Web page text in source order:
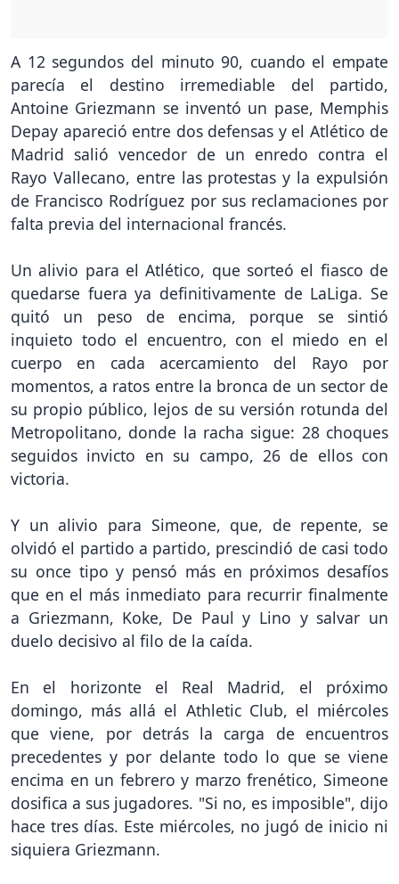
A 12 segundos del minuto 90, cuando el empate
parecía el destino irremediable del partido,
Antoine Griezmann se inventó un pase, Memphis
Depay apareció entre dos defensas y el Atlético de
Madrid salió vencedor de un enredo contra el
Rayo Vallecano, entre las protestas y la expulsión
de Francisco Rodríguez por sus reclamaciones por
falta previa del internacional francés.
Un alivio para el Atlético, que sorteó el fiasco de
quedarse fuera ya definitivamente de LaLiga. Se
quitó un peso de encima, porque se sintió
inquieto todo el encuentro, con el miedo en el
cuerpo en cada acercamiento del Rayo por
momentos, a ratos entre la bronca de un sector de
su propio público, lejos de su versión rotunda del
Metropolitano, donde la racha sigue: 28 choques
seguidos invicto en su campo, 26 de ellos con
victoria.
Y un alivio para Simeone, que, de repente, se
olvidó el partido a partido, prescindió de casi todo
su once tipo y pensó más en próximos desafíos
que en el más inmediato para recurrir finalmente
a Griezmann, Koke, De Paul y Lino y salvar un
duelo decisivo al filo de la caída.
En el horizonte el Real Madrid, el próximo
domingo, más allá el Athletic Club, el miércoles
que viene, por detrás la carga de encuentros
precedentes y por delante todo lo que se viene
encima en un febrero y marzo frenético, Simeone
dosifica a sus jugadores. "Si no, es imposible", dijo
hace tres días. Este miércoles, no jugó de inicio ni
siquiera Griezmann.